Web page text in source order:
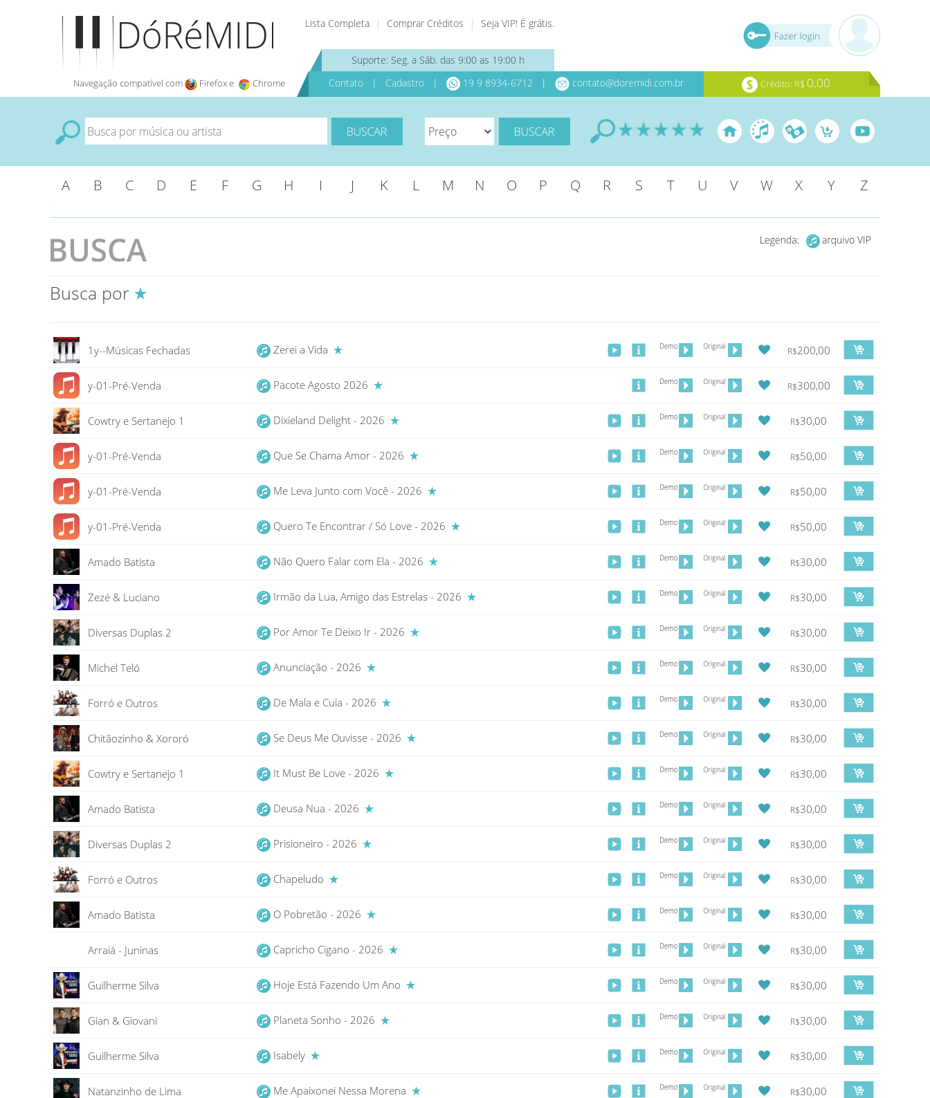
Lista Completa Comprar Créditos Seja VIP! É grátis.
Suporte: Seg. a Sáb. das 9:00 as 19:00 h
Navegação compatível com Firefox e Chrome Contato | Cadastro | 19 9 8934-6712 | contato@doremidi.com.br Crédito: R$ 0,00
A B C D E F G H I J K L M N O P Q R S T U V W X Y Z
Busca por
1y--Músicas Fechadas Zerei a Vida R$200,00
y-01-Pré-Venda Pacote Agosto 2026 R$300,00
Cowtry e Sertanejo 1 Dixieland Delight - 2026 R$30,00
y-01-Pré-Venda Que Se Chama Amor - 2026 R$50,00
y-01-Pré-Venda Me Leva Junto com Você - 2026 R$50,00
y-01-Pré-Venda Quero Te Encontrar / Só Love - 2026 R$50,00
Amado Batista Não Quero Falar com Ela - 2026 R$30,00
Zezé & Luciano Irmão da Lua, Amigo das Estrelas - 2026 R$30,00
Diversas Duplas 2 Por Amor Te Deixo Ir - 2026 R$30,00
Michel Teló Anunciação - 2026 R$30,00
Forró e Outros De Mala e Cuia - 2026 R$30,00
Chitãozinho & Xororó Se Deus Me Ouvisse - 2026 R$30,00
Cowtry e Sertanejo 1 It Must Be Love - 2026 R$30,00
Amado Batista Deusa Nua - 2026 R$30,00
Diversas Duplas 2 Prisioneiro - 2026 R$30,00
Forró e Outros Chapeludo R$30,00
Amado Batista O Pobretão - 2026 R$30,00
Arraiá - Juninas Capricho Cigano - 2026 R$30,00
Guilherme Silva Hoje Está Fazendo Um Ano R$30,00
Gian & Giovani Planeta Sonho - 2026 R$30,00
Guilherme Silva Isabely R$30,00
Natanzinho de Lima Me Apaixonei Nessa Morena R$30,00